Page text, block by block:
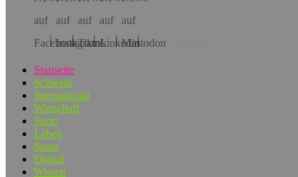
Hol dir die App!
Startseite
Schweiz
International
Wirtschaft
Sport
Leben
Spass
Digital
Wissen